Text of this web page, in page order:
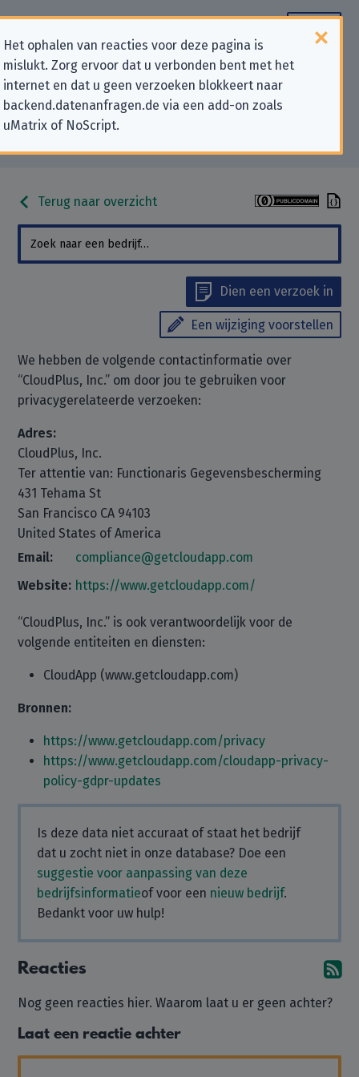
Het ophalen van reacties voor deze pagina is
mislukt. Zorg ervoor dat u verbonden bent met het
internet en dat u geen verzoeken blokkeert naar
backend.datenanfragen.de via een add-on zoals
uMatrix of NoScript.
Contactgegevens voor
privacygerelateerde verzoeken
aan “CloudPlus, Inc.”
Terug naar overzicht
Dien een verzoek in
Een wijziging voorstellen
We hebben de volgende contactinformatie over
“CloudPlus, Inc.” om door jou te gebruiken voor
privacygerelateerde verzoeken:
Adres:
CloudPlus, Inc.
Ter attentie van: Functionaris Gegevensbescherming
431 Tehama St
San Francisco CA 94103
United States of America
Email:
compliance@getcloudapp.com
Website: https://www.getcloudapp.com/
“CloudPlus, Inc.” is ook verantwoordelijk voor de
volgende entiteiten en diensten:
CloudApp (www.getcloudapp.com)
Bronnen:
https://www.getcloudapp.com/privacy
https://www.getcloudapp.com/cloudapp-privacy-
policy-gdpr-updates
Is deze data niet accuraat of staat het bedrijf
dat u zocht niet in onze database? Doe een
suggestie voor aanpassing van deze
bedrijfsinformatieof voor een nieuw bedrijf.
Bedankt voor uw hulp!
Reacties
Nog geen reacties hier. Waarom laat u er geen achter?
Laat een reactie achter